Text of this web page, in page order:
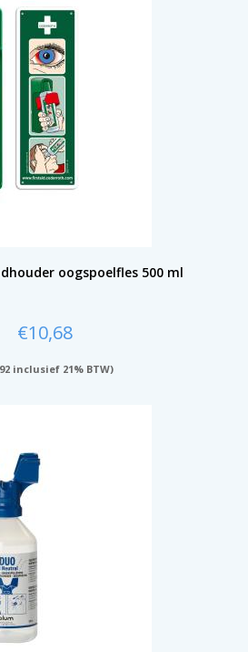
oogspoelfles 500 ml
€10,68
inclusief 21% BTW)